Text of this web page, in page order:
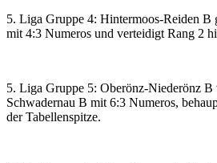
5. Liga Gruppe 4: Hintermoos-Reiden B
mit 4:3 Numeros und verteidigt Rang 2
5. Liga Gruppe 5: Oberönz-Niederönz
Schwadernau B mit 6:3 Numeros,
der Tabellenspitze.